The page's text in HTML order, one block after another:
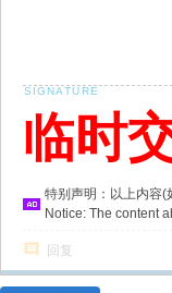
临时
特别声明：以上内容(
Notice: The content
回复